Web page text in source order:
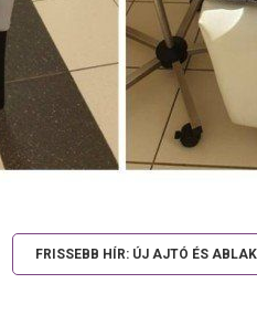
FRISSEBB HÍR: ÚJ AJTÓ ÉS